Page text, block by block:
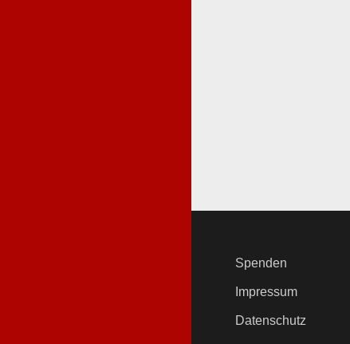
Spenden
Impressum
Datenschutz